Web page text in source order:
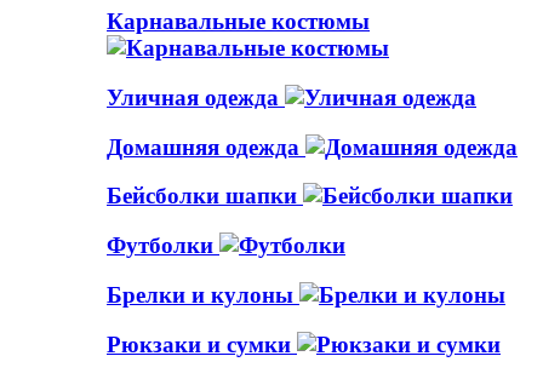
Карнавальные костюмы
Уличная одежда
Домашняя одежда
Бейсболки шапки
Футболки
Брелки и кулоны
Рюкзаки и сумки